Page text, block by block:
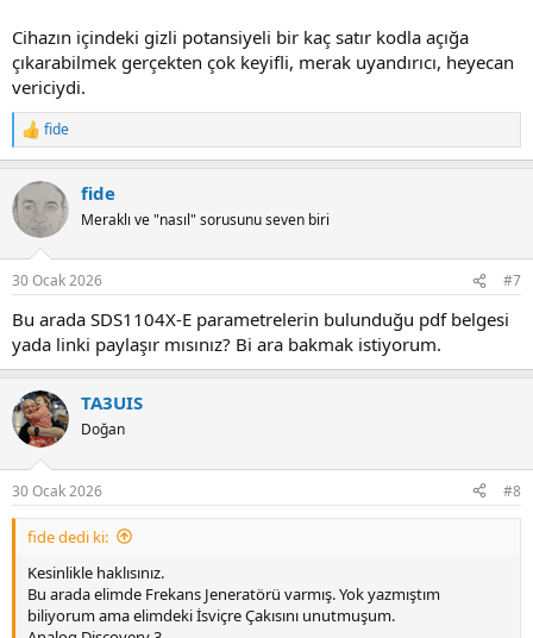
Cihazın içindeki gizli potansiyeli bir kaç satır kodla açığa
çıkarabilmek gerçekten çok keyifli, merak uyandırıcı, heyecan
vericiydi.
R
e
c
t
i
s
fide
fide
Meraklı ve "nasıl" sorusunu seven biri
30 Ocak 2026 #7
Bu arada SDS1104X-E parametrelerin bulunduğu pdf belgesi
yada linki paylaşır mısınız? Bi ara bakmak istiyorum.
TA3UIS
Doğan
30 Ocak 2026 #8
fide dedi ki:
Kesinlikle haklısınız.
Bu arada elimde Frekans Jeneratörü varmış. Yok yazmıştım
biliyorum ama elimdeki İsviçre Çakısını unutmuşum.